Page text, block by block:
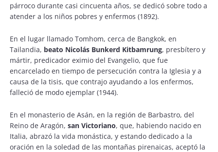
párroco durante casi cincuenta años, se dedicó sobre todo a
atender a los niños pobres y enfermos (1892).
En el lugar llamado Tomhom, cerca de Bangkok, en
Tailandia, beato Nicolás Bunkerd Kitbamrung, presbítero y
mártir, predicador eximio del Evangelio, que fue
encarcelado en tiempo de persecución contra la Iglesia y a
causa de la tisis, que contrajo ayudando a los enfermos,
falleció de modo ejemplar (1944).
En el monasterio de Asán, en la región de Barbastro, del
Reino de Aragón, san Victoriano, que, habiendo nacido en
Italia, abrazó la vida monástica, y estando dedicado a la
oración en la soledad de las montañas pirenaicas, aceptó la